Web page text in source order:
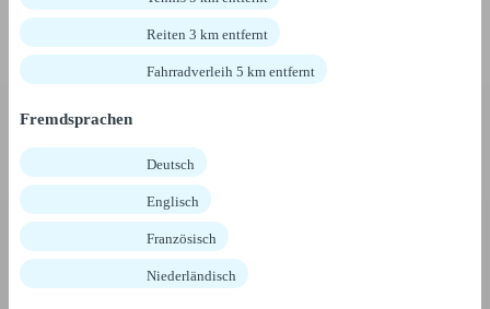
Reiten 3 km entfernt
Fahrradverleih 5 km entfernt
Fremdsprachen
Deutsch
Englisch
Französisch
Niederländisch